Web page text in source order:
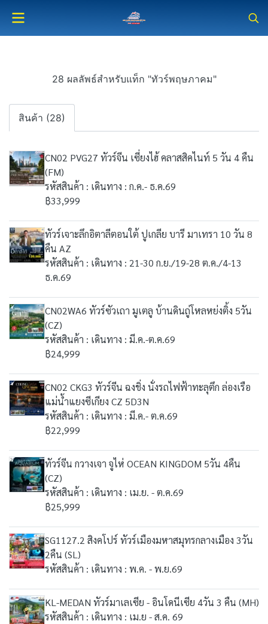
28 ผลลัพธ์สำหรับแท็ก "ทัวร์พฤษภาคม"
สินค้า (28)
CN02 PVG27 ทัวร์จีน เซี่ยงไฮ้ คลาสสิคไนท์ 5 วัน 4 คืน
(FM)
รหัสสินค้า : เดินทาง : ก.ค.- ธ.ค.69
฿33,999
ทัวร์เจาะลึกอิตาลีตอนใต้ ปูเกลีย บารี มาเทรา 10 วัน 8
คืน AZ
รหัสสินค้า : เดินทาง : 21-30 ก.ย./19-28 ต.ค./4-13
ธ.ค.69
CN02WA6 ทัวร์ซัวเถา มูเตลู บ้านดินถู่โหลหย่งติ้ง 5วัน
(CZ)
รหัสสินค้า : เดินทาง : มี.ค.-ต.ค.69
฿24,999
CN02 CKG3 ทัวร์จีน ฉงชิ่ง นั่งรถไฟฟ้าทะลุตึก ล่องเรือ
แม่น้ำแยงซีเกียง CZ 5D3N
รหัสสินค้า : เดินทาง : มี.ค.- ต.ค.69
฿22,999
ทัวร์จีน กวางเจา จูไห่ OCEAN KINGDOM 5วัน 4คืน
(CZ)
รหัสสินค้า : เดินทาง : เม.ย. - ต.ค.69
฿25,999
SG1127.2 สิงคโปร์ ทัวร์เมืองมหาสมุทรกลางเมือง 3วัน
2คืน (SL)
รหัสสินค้า : เดินทาง : พ.ค. - พ.ย.69
KL-MEDAN ทัวร์มาเลเซีย - อินโดนีเซีย 4วัน 3 คืน (MH)
รหัสสินค้า : เดินทาง : เม.ย - ส.ค. 69